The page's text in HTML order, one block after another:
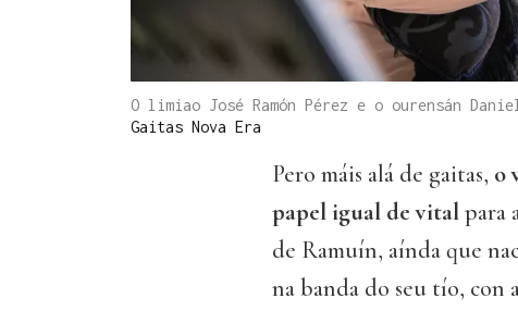
O limiao José Ramón Pérez e o ourensán
Gaitas Nova Era
Pero máis alá de gaitas, o
papel igual de vitalpara
de Ramuín, aínda que
na banda do seu tío, con